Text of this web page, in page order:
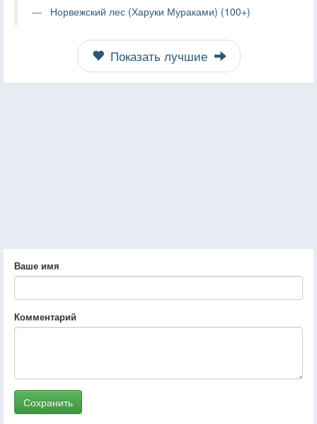
Норвежский лес (Харуки Мураками) (100+)
Показать лучшие
Ваше имя
Комментарий
Сохранить